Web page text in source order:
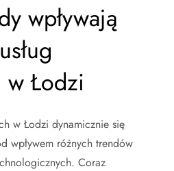
wpływają
w Łodzi
w Łodzi dynamicznie się
wpływem różnych trendów
Coraz